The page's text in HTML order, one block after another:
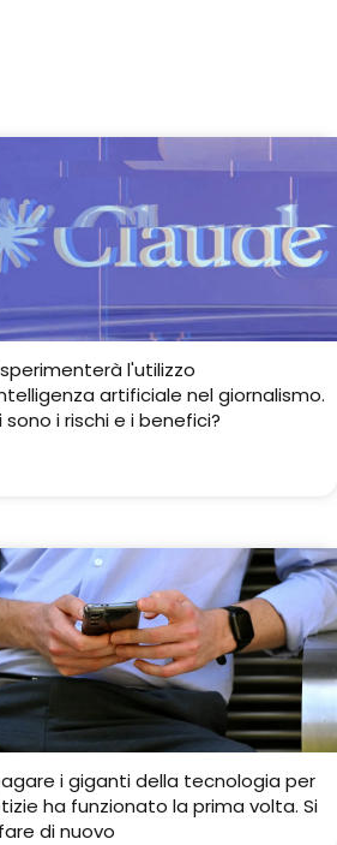
l'utilizzo
artificiale nel giornalismo.
sono i rischi e i benefici?
i giganti della tecnologia per
ha funzionato la prima volta. Si
di nuovo